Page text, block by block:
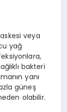
veya
yağ
bakteri
yanı
güneş
olabilir.